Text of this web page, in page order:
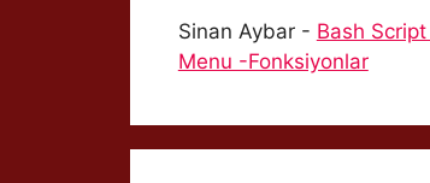
Sinan Aybar- Bash
Menu -Fonksiyonlar